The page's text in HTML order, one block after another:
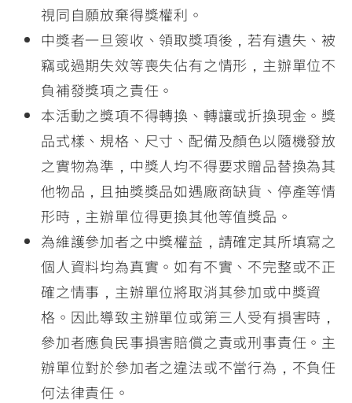
視同自願放棄得獎權利。
中獎者一旦簽收、領取獎項後，若有遺失、被
竊或過期失效等喪失佔有之情形，主辦單位不
負補發獎項之責任。
本活動之獎項不得轉換、轉讓或折換現金。獎
品式樣、規格、尺寸、配備及顏色以隨機發放
之實物為準，中獎人均不得要求贈品替換為其
他物品，且抽獎獎品如遇廠商缺貨、停產等情
形時，主辦單位得更換其他等值獎品。
為維護參加者之中獎權益，請確定其所填寫之
個人資料均為真實。如有不實、不完整或不正
確之情事，主辦單位將取消其參加或中獎資
格。因此導致主辦單位或第三人受有損害時，
參加者應負民事損害賠償之責或刑事責任。主
辦單位對於參加者之違法或不當行為，不負任
何法律責任。